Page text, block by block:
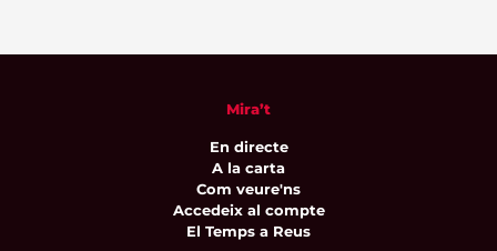
Mira’t
En directe
A la carta
Com veure'ns
Accedeix al compte
El Temps a Reus